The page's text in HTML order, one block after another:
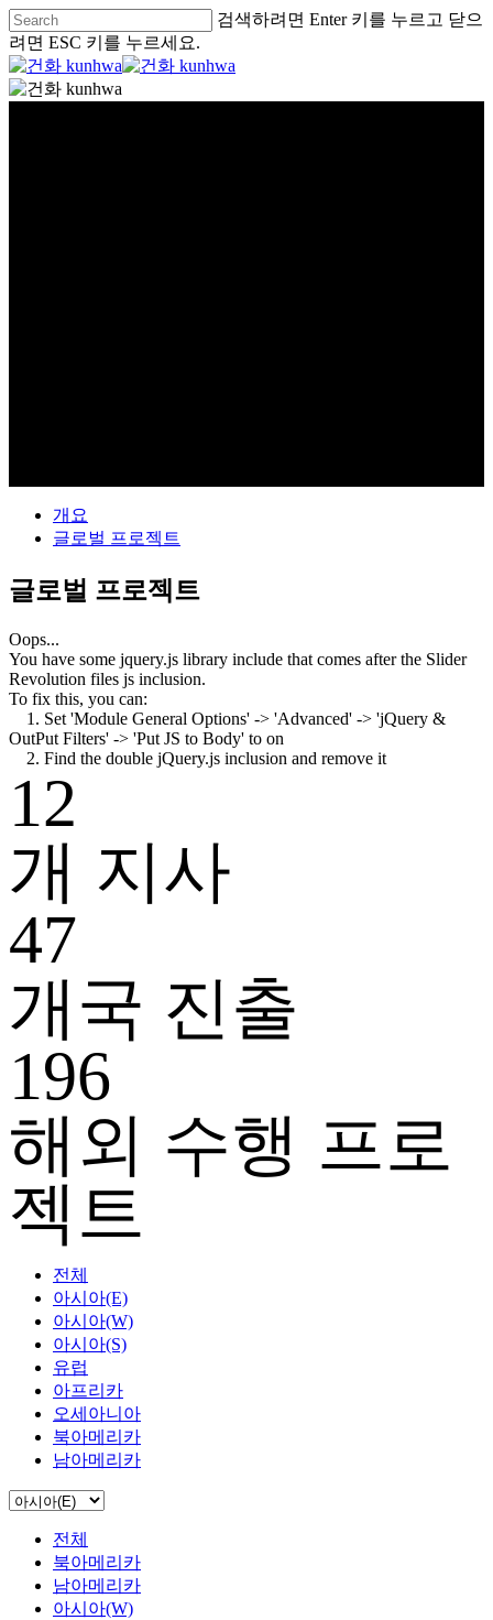
검색하려면 Enter 키를 누르고 닫으
려면 ESC 키를 누르세요.
개요
글로벌 프로젝트
글로벌 프로젝트
Oops...
You have some jquery.js library include that comes after the Slider
Revolution files js inclusion.
To fix this, you can:
1. Set 'Module General Options' -> 'Advanced' -> 'jQuery &
OutPut Filters' -> 'Put JS to Body' to on
2. Find the double jQuery.js inclusion and remove it
12
개 지사
47
개국 진출
196
해외 수행 프로
젝트
전체
아시아(E)
아시아(W)
아시아(S)
유럽
아프리카
오세아니아
북아메리카
남아메리카
전체
북아메리카
남아메리카
아시아(W)